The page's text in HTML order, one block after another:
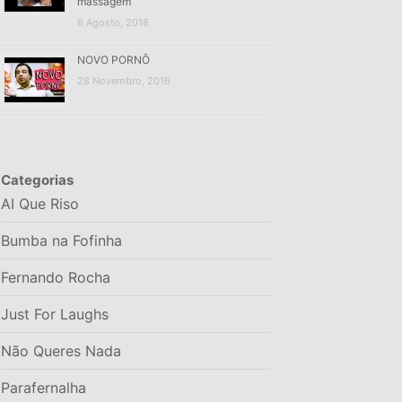
6 Agosto, 2018
NOVO PORNÔ
28 Novembro, 2016
Categorias
AI Que Riso
Bumba na Fofinha
Fernando Rocha
Just For Laughs
Não Queres Nada
Parafernalha